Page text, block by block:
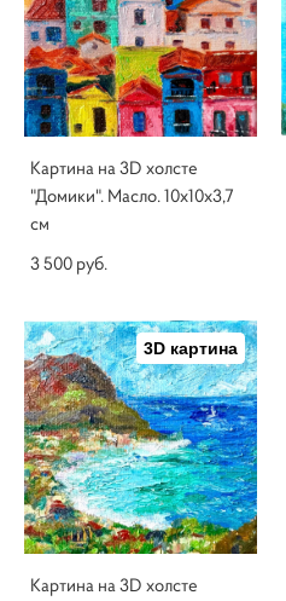
Картина на 3D холсте
"Домики". Масло. 10х10х3,7
см
3 500 pуб.
3D картина
Картина на 3D холсте